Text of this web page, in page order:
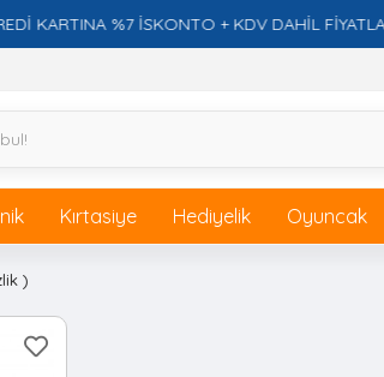
%7 İSKONTO + KDV DAHİL FİYATLARLA
Kırtasiye Hediyelik Oyuncak
)